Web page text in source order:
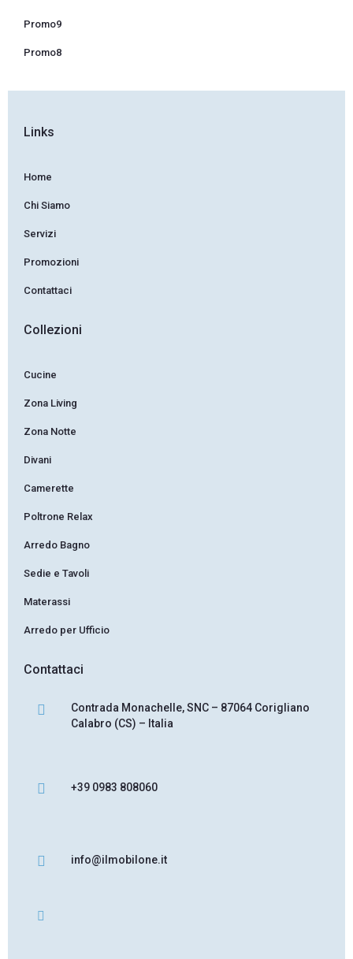
Promo9
Promo8
Links
Home
Chi Siamo
Servizi
Promozioni
Contattaci
Collezioni
Cucine
Zona Living
Zona Notte
Divani
Camerette
Poltrone Relax
Arredo Bagno
Sedie e Tavoli
Materassi
Arredo per Ufficio
Contattaci
Contrada Monachelle, SNC – 87064 Corigliano
Calabro (CS) – Italia
+39 0983 808060
info@ilmobilone.it